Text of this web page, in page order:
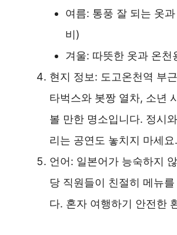
여름: 통풍 잘 되는 옷
비)
겨울: 따뜻한 옷과 온천
현지 정보: 도고온천역 부
타벅스와 봇짱 열차, 소년
볼 만한 명소입니다. 정시
리는 공연도 놓치지 마세요.
언어: 일본어가 능숙하지
당 직원들이 친절히 메뉴
다. 혼자 여행하기 안전한